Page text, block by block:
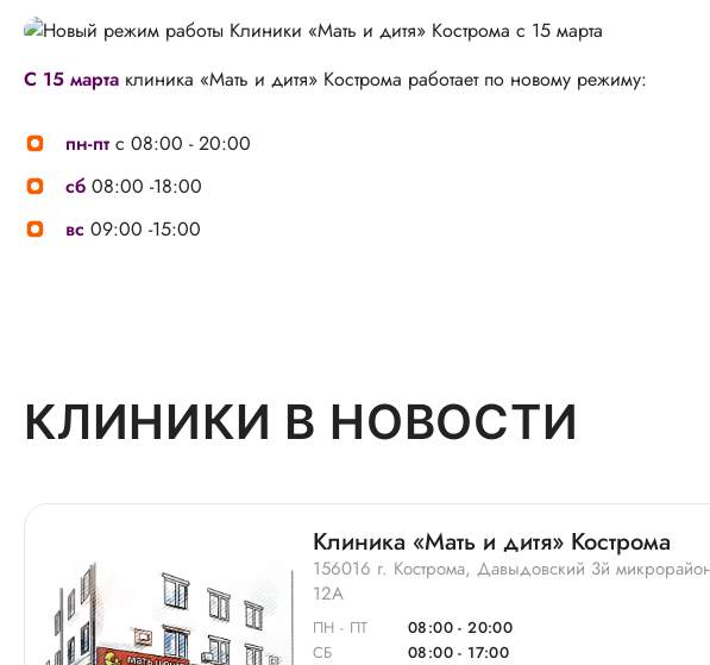
С 15 марта клиника «Мать и дитя» Кострома работает по новому режиму:
пн-пт с 08:00 - 20:00
сб 08:00 -18:00
вс 09:00 -15:00
КЛИНИКИ В НОВОСТИ
Клиника «Мать и дитя» Кострома
156016 г. Кострома, Давыдовский 3й
12А
ПН - ПТ
08:00 - 20:00
СБ
08:00 - 17:00